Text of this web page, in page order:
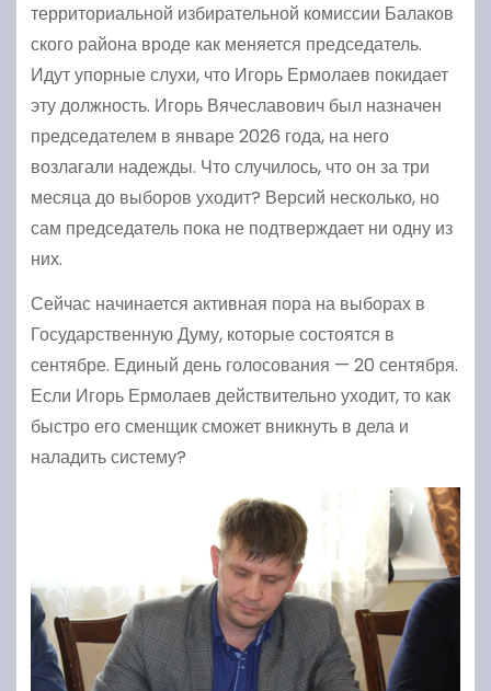
территориальной избирательной комиссии Балаков
ского района вроде как меняется председатель.
Идут упорные слухи, что Игорь Ермолаев покидает
эту должность. Игорь Вячеславович был назначен
председателем в январе 2026 года, на него
возлагали надежды. Что случилось, что он за три
месяца до выборов уходит? Версий несколько, но
сам председатель пока не подтверждает ни одну из
них.
Сейчас начинается активная пора на выборах в
Государственную Думу, которые состоятся в
сентябре. Единый день голосования — 20 сентября.
Если Игорь Ермолаев действительно уходит, то как
быстро его сменщик сможет вникнуть в дела и
наладить систему?